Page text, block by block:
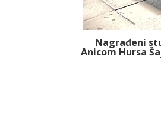
Nagrađeni
Anicom Hursa